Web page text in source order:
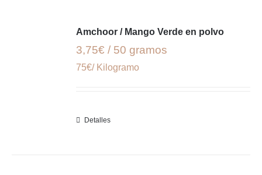
Amchoor / Mango Verde en polvo
3,75€ / 50 gramos
75€/ Kilogramo
Detalles